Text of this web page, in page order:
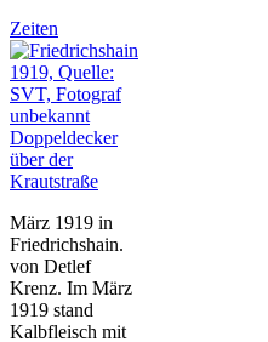
Zeiten
Doppeldecker
über der
Krautstraße
März 1919 in
Friedrichshain.
von Detlef
Krenz. Im März
1919 stand
Kalbfleisch mit